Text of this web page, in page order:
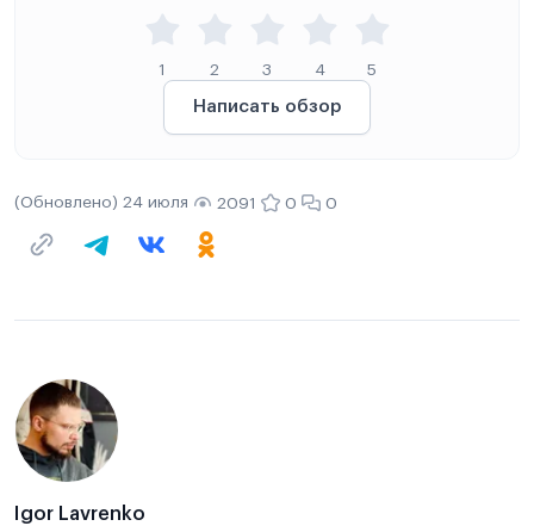
1 2 3 4 5
Написать обзор
(Обновлено) 24 июля 2091 0 0
Igor Lavrenko